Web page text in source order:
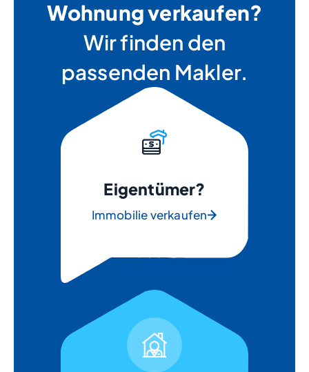
Wohnung verkaufen?
Wir finden den
passenden Makler.
Eigentümer?
Immobilie verkaufen